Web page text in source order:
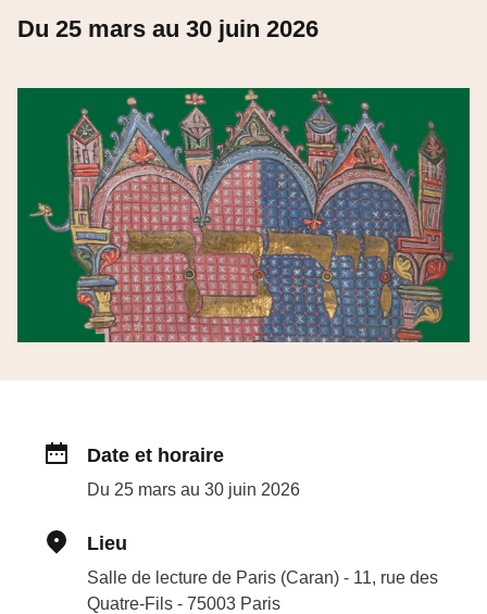
Du 25 mars au 30 juin 2026
Date et horaire
Du 25 mars au 30 juin 2026
Lieu
Salle de lecture de Paris (Caran) - 11, rue des
Quatre-Fils - 75003 Paris